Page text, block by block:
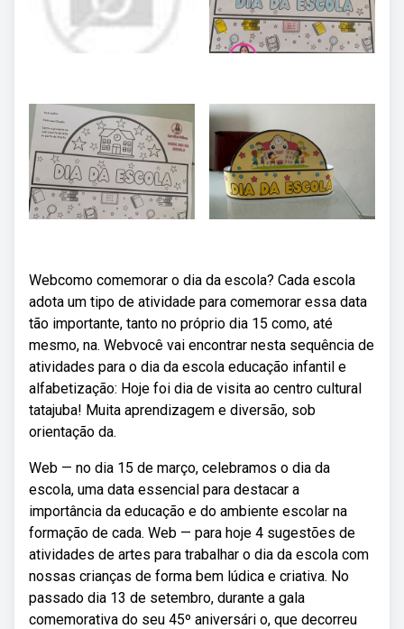
Webcomo comemorar o dia da escola? Cada escola
adota um tipo de atividade para comemorar essa data
tão importante, tanto no próprio dia 15 como, até
mesmo, na. Webvocê vai encontrar nesta sequência de
atividades para o dia da escola educação infantil e
alfabetização: Hoje foi dia de visita ao centro cultural
tatajuba! Muita aprendizagem e diversão, sob
orientação da.
Web — no dia 15 de março, celebramos o dia da
escola, uma data essencial para destacar a
importância da educação e do ambiente escolar na
formação de cada. Web — para hoje 4 sugestões de
atividades de artes para trabalhar o dia da escola com
nossas crianças de forma bem lúdica e criativa. No
passado dia 13 de setembro, durante a gala
comemorativa do seu 45º aniversári o, que decorreu